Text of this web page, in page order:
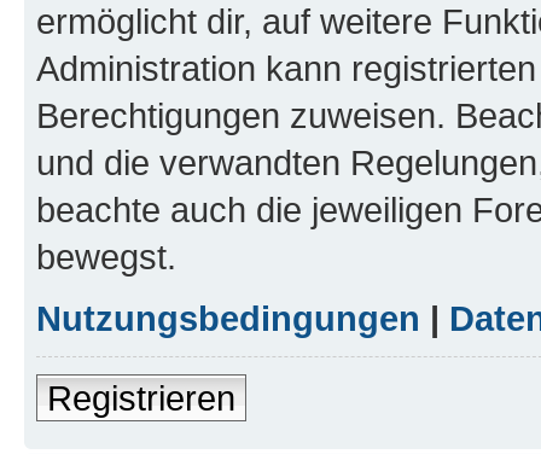
ermöglicht dir, auf weitere
Administration kann
Berechtigungen zuweisen.
und die verwandten
beachte auch die jeweiligen
bewegst.
Nutzungsbedingungen |
Registrieren